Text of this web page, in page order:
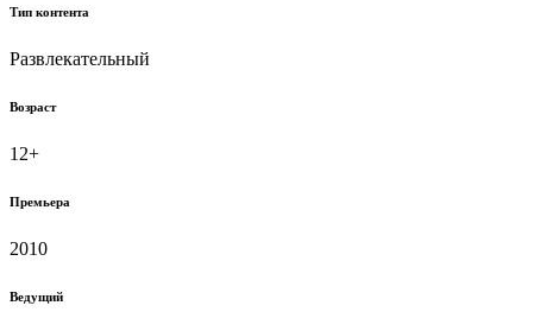
Тип контента
Развлекательный
Возраст
12+
Премьера
2010
Ведущий